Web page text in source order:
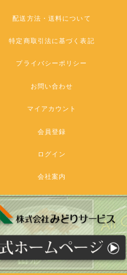
配送方法・送料について
特定商取引法に基づく表記
プライバシーポリシー
お問い合わせ
マイアカウント
会員登録
ログイン
会社案内